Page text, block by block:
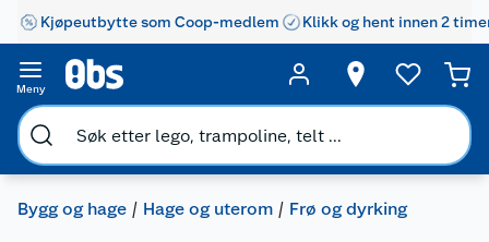
Kjøpeutbytte som Coop-medlem Klikk og hent innen 2
Meny
Bygg og hage Hage og uterom Frø og dyrking